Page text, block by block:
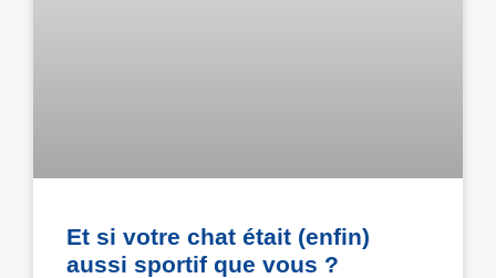
Et si votre chat était (enfin)
aussi sportif que vous ?